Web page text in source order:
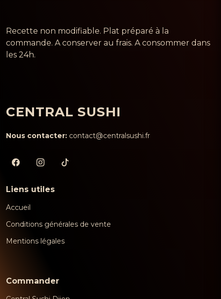
Recette non modifiable. Plat préparé à la
commande. A conserver au frais. A consommer dans
les 24h.
CENTRAL SUSHI
Nous contacter: contact@centralsushi.fr
Liens utiles
Accueil
Conditions générales de vente
Mentions légales
Commander